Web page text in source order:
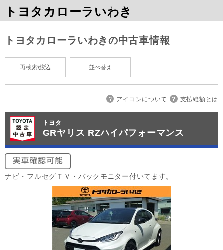
トヨタカローラいわき
トヨタカローラいわきの中古車情報
再検索/絞込 並べ替え
アイコンについて 支払総額とは
トヨタ
GRヤリス RZハイパフォーマンス
ナビ・フルセグＴＶ・バックモニター付いてます。